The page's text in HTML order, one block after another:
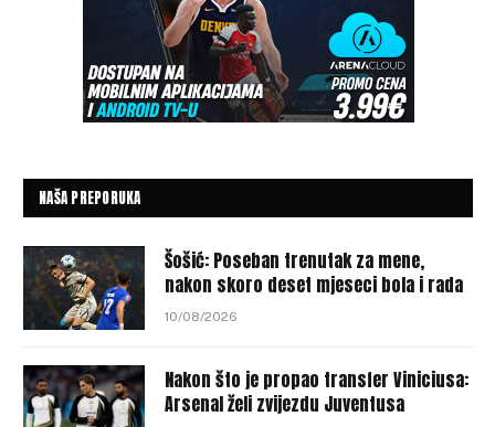
NAŠA PREPORUKA
Šošić: Poseban trenutak za mene,
nakon skoro deset mjeseci bola i rada
10/08/2026
Nakon što je propao transfer Viniciusa:
Arsenal želi zvijezdu Juventusa